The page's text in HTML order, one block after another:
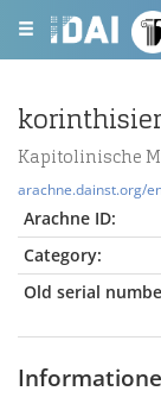
Kapitolinische
arachne.dainst.org/
Arachne ID:
Category:
Old serial